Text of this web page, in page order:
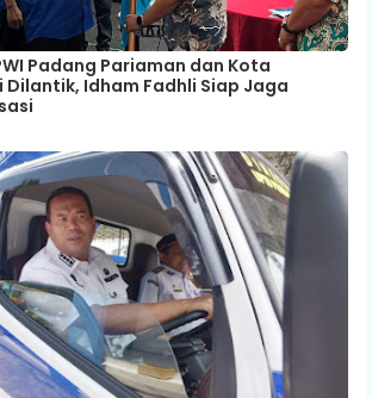
Padang Pariaman dan Kota
Dilantik, Idham Fadhli Siap Jaga